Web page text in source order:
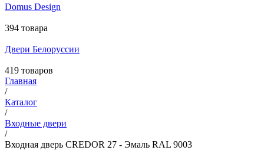
Domus Design
394 товара
Двери Белоруссии
419 товаров
Главная
/
Каталог
/
Входные двери
/
Входная дверь CREDOR 27 - Эмаль RAL 9003